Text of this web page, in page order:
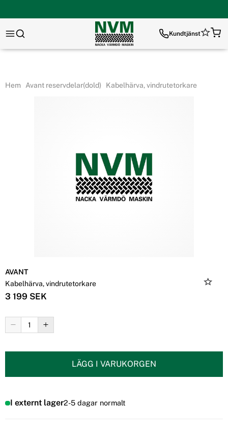
Kundtjänst
Hem Avant reservdelar(dold) Kabelhärva, vindrutetorkare
AVANT
Kabelhärva, vindrutetorkare
3 199 SEK
LÄGG I VARUKORGEN
I externt lager2-5 dagar normalt